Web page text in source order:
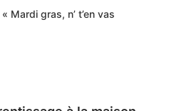
Mardi gras, n’ t’en vas